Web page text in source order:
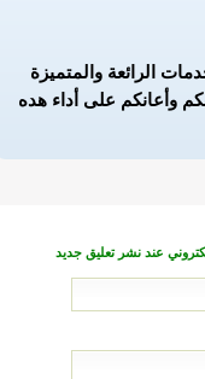
الرائعة والمتميزة
بكم وأعانكم على أداء هده
عند نشر تعليق جديد